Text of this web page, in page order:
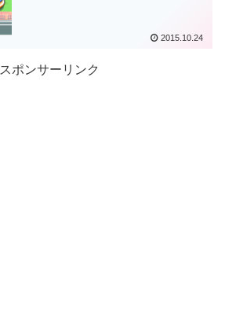
2015.10.24
スポンサーリンク